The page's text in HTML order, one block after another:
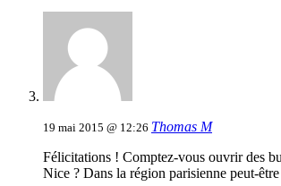
19 mai 2015 @ 12:26 Thomas M
Félicitations ! Comptez-vous ouvrir des
Nice ? Dans la région parisienne peut-être